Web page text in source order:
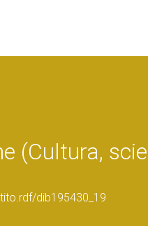
(Cultura,
dib195430_19